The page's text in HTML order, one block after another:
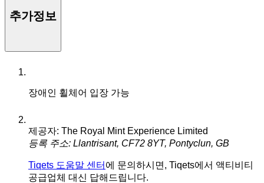
추가정보
장애인 휠체어 입장 가능
제공자: The Royal Mint Experience Limited
등록 주소: Llantrisant, CF72 8YT, Pontyclun, GB
Tiqets 도움말 센터 에 문의하시면, Tiqets에서 액티비티
공급업체 대신 답해드립니다.